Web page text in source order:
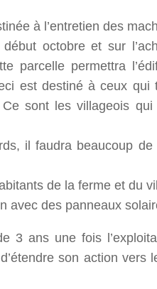
à l’entretien des
octobre et sur
parcelle permettra
est destiné à ceux qui
sont les villageois
il faudra beaucoup de
de la ferme et du
avec des panneaux
3 ans une fois
son action vers